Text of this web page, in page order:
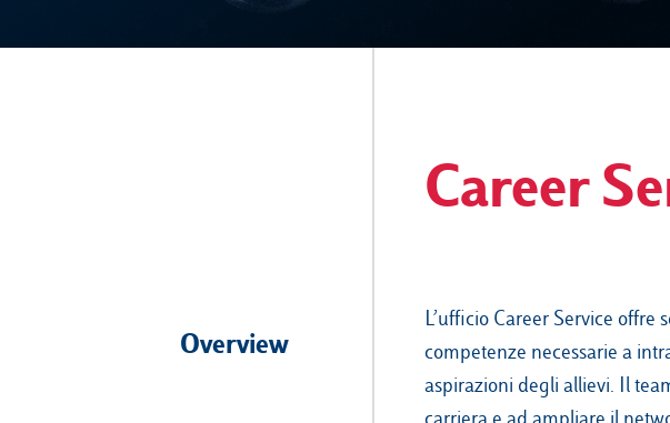
Overview
Career
L’ufficio Career Service
competenze necessarie a
aspirazioni degli allievi. Il